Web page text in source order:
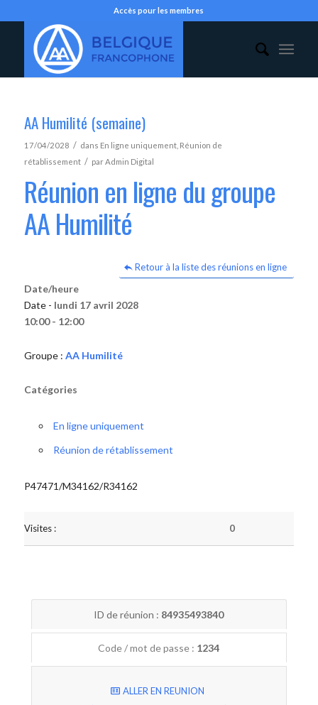
Accès pour les membres
AA Humilité (semaine)
17/04/2028 / dans En ligne uniquement, Réunion de
rétablissement / parAdmin Digital
Réunion en ligne du groupe
AA Humilité
Retour à la liste des réunions en ligne
Date/heure
Date - lundi 17 avril 2028
10:00 - 12:00
Groupe : AA Humilité
Catégories
En ligne uniquement
Réunion de rétablissement
P47471/M34162/R34162
Visites : 0
ID de réunion : 84935493840
Code / mot de passe : 1234
ALLER EN REUNION